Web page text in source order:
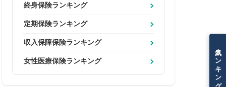
終身保険ランキング
定期保険ランキング
収入保障保険ランキング
女性医療保険ランキング 人気ランキング